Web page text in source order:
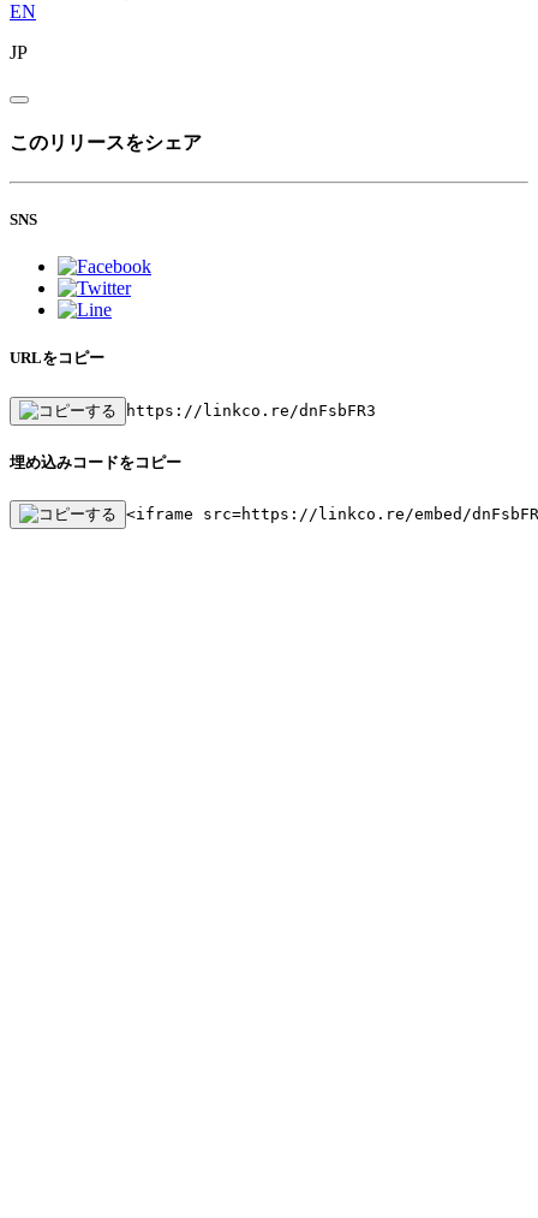
EN
JP
このリリースをシェア
SNS
URLをコピー
https://linkco.re/dnFsbFR3
埋め込みコードをコピー
<iframe src=https://linkco.re/embed/